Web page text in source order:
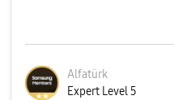
Alfatürk
Expert Level 5